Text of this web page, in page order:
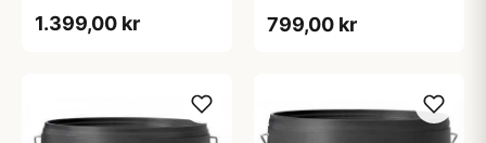
1.399,00 kr 799,00 kr